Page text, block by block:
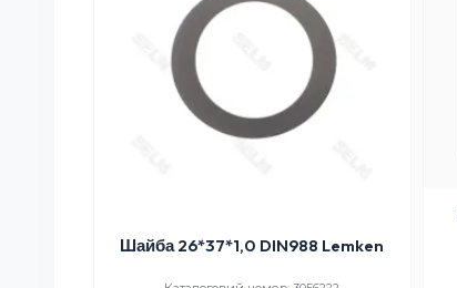
Шайба 26*37*1,0 DIN988 Lemken